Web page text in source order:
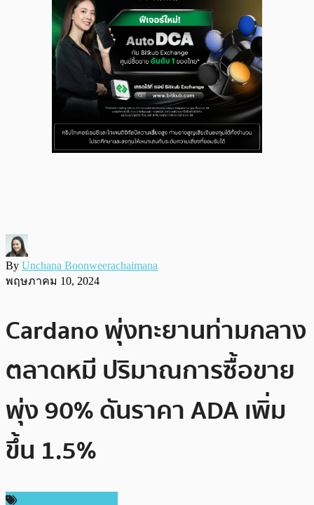
By Unchana Boonweerachaimana
พฤษภาคม 10, 2024
Cardano พุ่งทะยานท่ามกลาง
ตลาดหมี ปริมาณการซื้อขาย
พุ่ง 90% ดันราคา ADA เพิ่ม
ขึ้น 1.5%